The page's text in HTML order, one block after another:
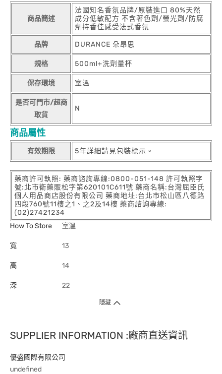
商品簡述
法國知名香氛品牌/原裝進口 80%天然
成分低敏配方 不含著色劑/螢光劑/防腐
劑持香佳感受法式香氛
品牌 DURANCE 朵昂思
規格 500ml+洗劑量杯
保存環境 室溫
是否可門市/超商
取貨
N
商品屬性
有效期限 5年詳細請見包裝標示。
藥商許可執照: 藥商諮詢專線:0800-051-148 許可執照字
號:北市衛藥販松字第620101C611號 藥商名稱:台灣屈臣氏
個人用品商店股份有限公司 藥商地址:台北市松山區八德路
四段760號11樓之1、之2及14樓 藥商諮詢專線:
(02)27421234
How To Store
室溫
寬 13
高 14
深 22
隱藏
SUPPLIER INFORMATION :廠商直送資訊
優盛國際有限公司
undefined